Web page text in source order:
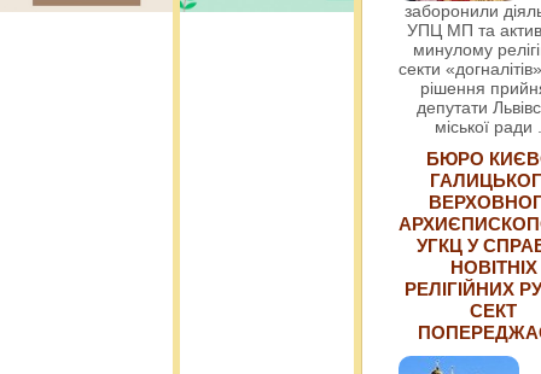
заборонили
УПЦ МП та
минулому
секти
рішення
депутати
міської ради
БЮРО
УГКЦ У
НОВІТНІХ
РЕЛІГІЙНИХ
СЕКТ